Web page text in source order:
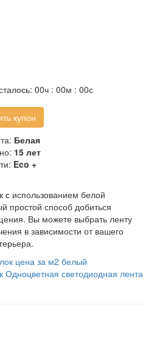
00ч : 00м : 00с
купон
Белая
15 лет
Eco +
использованием белой
простой способ добиться
Вы можете выбрать ленту
в зависимости от вашего
Одноцветная светодиодная лента